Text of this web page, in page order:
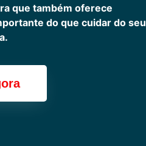
que também oferece
do que cuidar do seu